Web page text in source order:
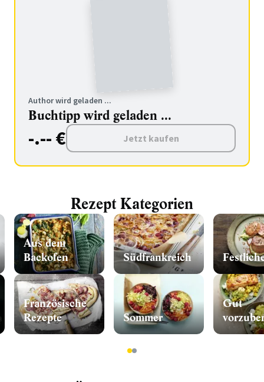
Author wird geladen ...
Buchtipp wird geladen ...
-.-- € Jetzt kaufen
Rezept Kategorien
Aus dem
Backofen
Französische
Rezepte
Südfrankreich
Sommer
Gut
12